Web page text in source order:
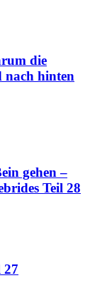
die
nach hinten
gehen –
Teil 28
27